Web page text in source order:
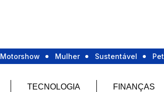
Motorshow Mulher Sustentável Pet
TECNOLOGIA FINANÇAS